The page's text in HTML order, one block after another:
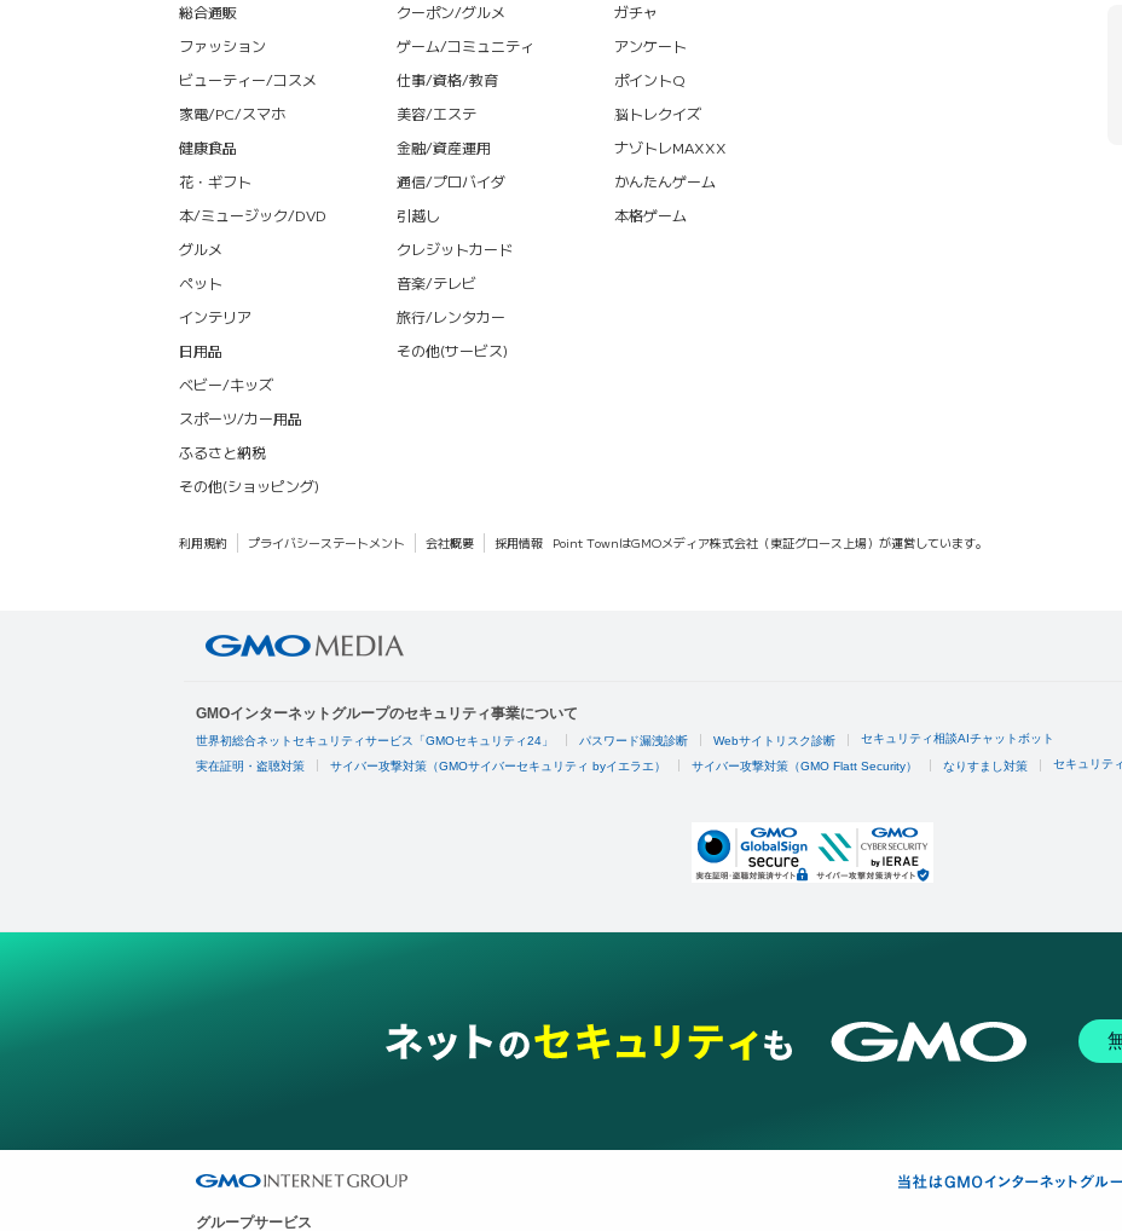
総合通販
ファッション
ビューティー/コスメ
家電/PC/スマホ
健康食品
花・ギフト
本/ミュージック/DVD
グルメ
ペット
インテリア
日用品
ベビー/キッズ
スポーツ/カー用品
ふるさと納税
その他(ショッピング)
クーポン/グルメ
ゲーム/コミュニティ
仕事/資格/教育
美容/エステ
金融/資産運用
通信/プロバイダ
引越し
クレジットカード
音楽/テレビ
旅行/レンタカー
その他(サービス)
ガチャ
アンケート
ポイントQ
脳トレクイズ
ナゾトレMAXXX
かんたんゲーム
本格ゲーム
利用規約 プライバシーステートメント 会社概要 採用情報 Point TownはGMOメディア株式会社（東証グロース上場）が運営しています。
GMOインターネットグループのセキュリティ事業について
世界初総合ネットセキュリティサービス「GMOセキュリティ24」 パスワード漏洩診断 Webサイトリスク診断 セキュリティ相談AIチャットボット
実在証明・盗聴対策 サイバー攻撃対策（GMOサイバーセキュリティ byイエラエ） サイバー攻撃対策（GMO Flatt Security） なりすまし対策 セキュリテ
グループサービス